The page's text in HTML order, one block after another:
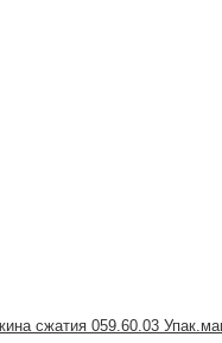
сжатия 059.60.03